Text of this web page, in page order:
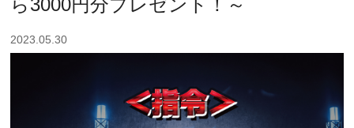
ら3000円分プレゼント！～
2023.05.30